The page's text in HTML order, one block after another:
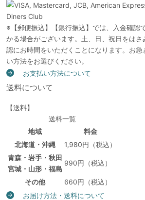
※【郵便振込】【銀行振込】では、入金確認
かる場合がございます。土、日、祝日をは
認にお時間をいただくことになります。お
い方法をお選びください。
お支払い方法について
送料について
【送料】
送料一覧
地域
料金
北海道・沖縄
1,980円（税込）
青森・岩手・秋田
宮城・山形・福島
990円（税込）
その他
660円（税込）
お届け方法・送料について